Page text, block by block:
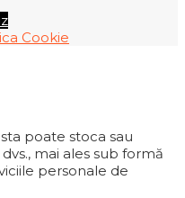
Cookie
poate stoca sau
mai ales sub formă
personale de